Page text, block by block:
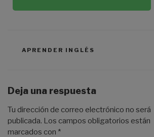
APRENDER INGLÉS
Deja una respuesta
Tu dirección de correo electrónico no será
publicada. Los campos obligatorios están
marcados con *